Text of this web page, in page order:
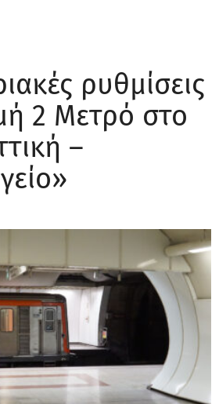
ρυθμίσεις
2 Μετρό στο
–